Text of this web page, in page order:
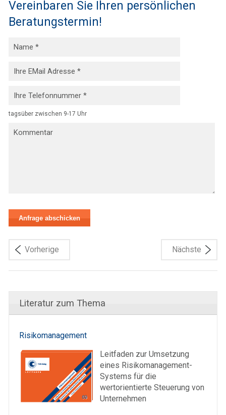
Vereinbaren Sie Ihren persönlichen
Beratungstermin!
tagsüber zwischen 9-17 Uhr
Vorherige Nächste
Literatur zum Thema
Risikomanagement
Leitfaden zur Umsetzung
eines Risikomanagement-
Systems für die
wertorientierte Steuerung von
Unternehmen